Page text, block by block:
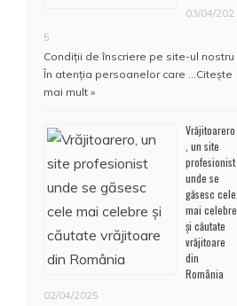
03/04/202
5
Condiţii de înscriere pe site-ul nostru
În atenţia persoanelor care … Citește
mai mult »
Vrăjitoarero
, un site
profesionist
unde se
găsesc cele
mai celebre
și căutate
vrăjitoare
din
România
02/04/2025